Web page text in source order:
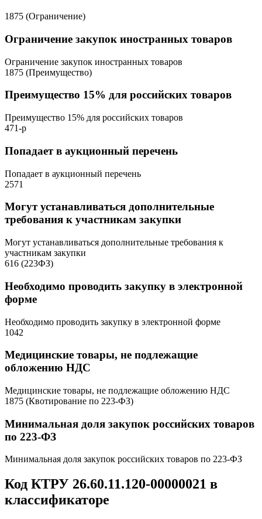
1875 (Ограничение)
Ограничение закупок иностранных товаров
Ограничение закупок иностранных товаров
1875 (Преимущество)
Преимущество 15% для российских товаров
Преимущество 15% для российских товаров
471-р
Попадает в аукционный перечень
Попадает в аукционный перечень
2571
Могут устанавливаться дополнительные
требования к участникам закупки
Могут устанавливаться дополнительные требования к
участникам закупки
616 (223ФЗ)
Необходимо проводить закупку в электронной
форме
Необходимо проводить закупку в электронной форме
1042
Медицинские товары, не подлежащие
обложению НДС
Медицинские товары, не подлежащие обложению НДС
1875 (Квотирование по 223-ФЗ)
Минимальная доля закупок российских товаров
по 223-ФЗ
Минимальная доля закупок российских товаров по 223-ФЗ
Код КТРУ 26.60.11.120-00000021 в
классификаторе